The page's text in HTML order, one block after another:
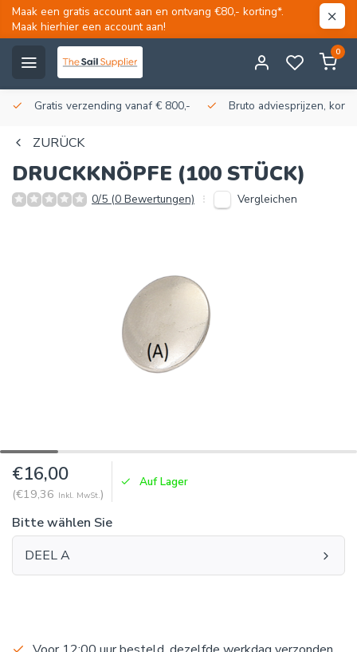
Maak een gratis account aan en ontvang €80,- korting*.
Maak hierhier een account aan!
0
Gratis verzending vanaf € 800,- Bruto adviesprijzen,
ZURÜCK
DRUCKKNÖPFE (100 STÜCK)
0/5 (0 Bewertungen) Vergleichen
€16,00
(€19,36 Inkl. MwSt.)
Auf Lager
Bitte wählen Sie
DEEL A